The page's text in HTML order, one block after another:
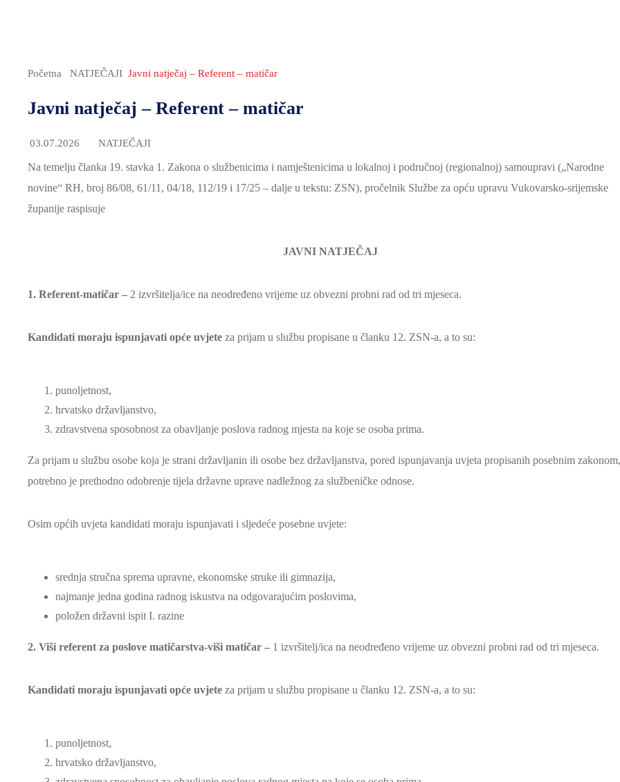
Početna NATJEČAJI Javni natječaj – Referent – matičar
Javni natječaj – Referent – matičar
03.07.2026 NATJEČAJI
Na temelju članka 19. stavka 1. Zakona o službenicima i namještenicima u lokalnoj i područnoj (regionalnoj) samoupravi („Narodne
novine“ RH, broj 86/08, 61/11, 04/18, 112/19 i 17/25 – dalje u tekstu: ZSN), pročelnik Službe za opću upravu Vukovarsko-srijemske
županije raspisuje
JAVNI NATJEČAJ
1. Referent-matičar – 2 izvršitelja/ice na neodređeno vrijeme uz obvezni probni rad od tri mjeseca.
Kandidati moraju ispunjavati opće uvjete za prijam u službu propisane u članku 12. ZSN-a, a to su:
punoljetnost,
hrvatsko državljanstvo,
zdravstvena sposobnost za obavljanje poslova radnog mjesta na koje se osoba prima.
Za prijam u službu osobe koja je strani državljanin ili osobe bez državljanstva, pored ispunjavanja uvjeta propisanih posebnim zakonom,
potrebno je prethodno odobrenje tijela državne uprave nadležnog za službeničke odnose.
Osim općih uvjeta kandidati moraju ispunjavati i sljedeće posebne uvjete:
srednja stručna sprema upravne, ekonomske struke ili gimnazija,
najmanje jedna godina radnog iskustva na odgovarajućim poslovima,
položen državni ispit I. razine
2. Viši referent za poslove matičarstva-viši matičar – 1 izvršitelj/ica na neodređeno vrijeme uz obvezni probni rad od tri mjeseca.
Kandidati moraju ispunjavati opće uvjete za prijam u službu propisane u članku 12. ZSN-a, a to su:
punoljetnost,
hrvatsko državljanstvo,